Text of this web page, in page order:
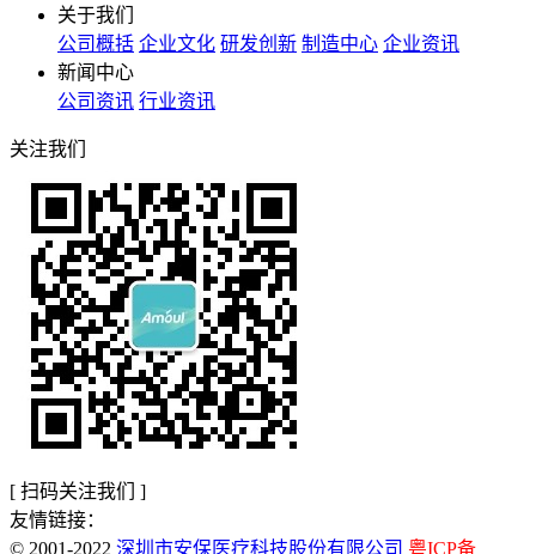
关于我们
公司概括 企业文化 研发创新 制造中心 企业资讯
新闻中心
公司资讯 行业资讯
关注我们
[ 扫码关注我们 ]
友情链接：
© 2001-2022 深圳市安保医疗科技股份有限公司 粤ICP备